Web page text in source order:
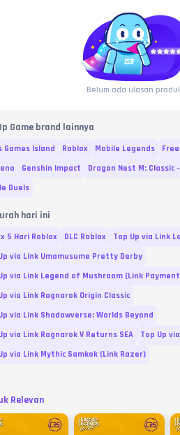
Belum ada ulasan
Game brand lainnya
Games Island Roblox Mobile Legends
Genshin Impact Dragon Nest M: Classic -
Duels
hari ini
5 Hari Roblox DLC Roblox
Top Up via Link
via Link Umamusume Pretty Derby
via Link Legend of Mushroom (Link
via Link Ragnarok Origin Classic
via Link Shadowverse: Worlds Beyond
via Link Ragnarok V Returns SEA
Top Up
via Link Mythic Samkok (Link Razer)
Relevan